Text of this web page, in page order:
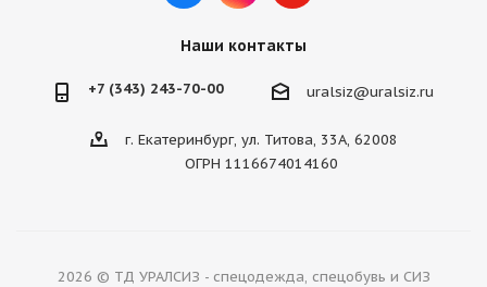
Наши контакты
+7 (343) 243-70-00 uralsiz@uralsiz.ru
г. Екатеринбург, ул. Титова, 33А, 62008
ОГРН 1116674014160
2026 © ТД УРАЛСИЗ - спецодежда, спецобувь и СИЗ